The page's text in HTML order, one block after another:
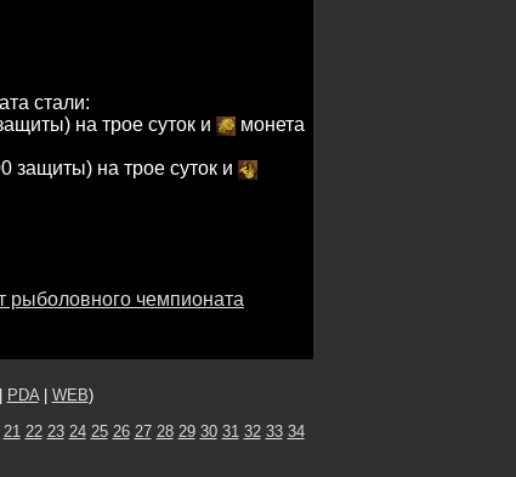
стали:
на трое суток и
монета
защиты) на трое суток и
рыболовного чемпионата
PDA| WEB)
21 22 23 24 25 26 27 28 29 30 31 32 33 34